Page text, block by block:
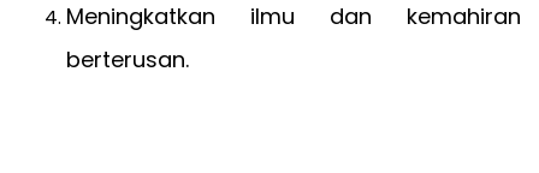
Meningkatkan ilmu dan kemahiran
berterusan.